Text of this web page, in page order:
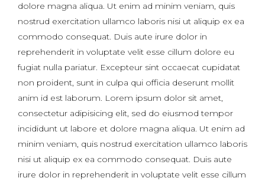
dolore magna aliqua. Ut enim ad minim veniam, quis
nostrud exercitation ullamco laboris nisi ut aliquip ex ea
commodo consequat. Duis aute irure dolor in
reprehenderit in voluptate velit esse cillum dolore eu
fugiat nulla pariatur. Excepteur sint occaecat cupidatat
non proident, sunt in culpa qui officia deserunt mollit
anim id est laborum. Lorem ipsum dolor sit amet,
consectetur adipisicing elit, sed do eiusmod tempor
incididunt ut labore et dolore magna aliqua. Ut enim ad
minim veniam, quis nostrud exercitation ullamco laboris
nisi ut aliquip ex ea commodo consequat. Duis aute
irure dolor in reprehenderit in voluptate velit esse cillum